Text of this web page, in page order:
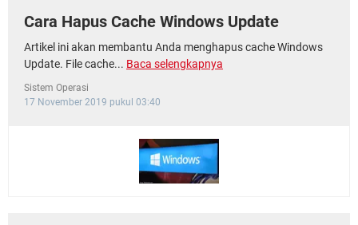
Cara Hapus Cache Windows Update
Artikel ini akan membantu Anda menghapus cache Windows
Update. File cache... Baca selengkapnya
Sistem Operasi
17 November 2019 pukul 03:40